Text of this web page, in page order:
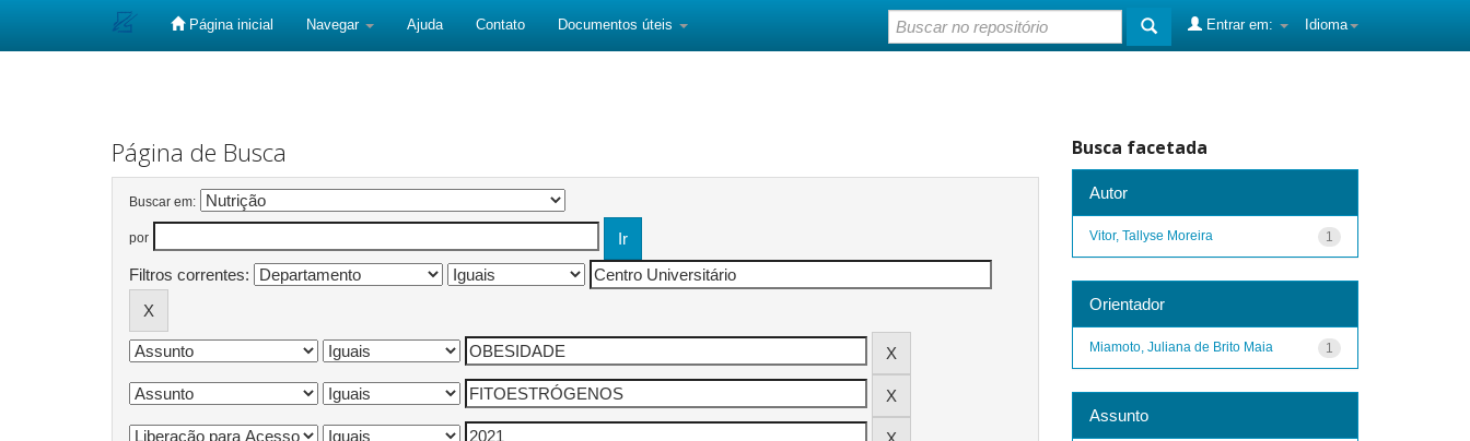
Página inicial Navegar Ajuda Contato Documentos úteis Idioma
Entrar em:
Página de Busca
Buscar em:
por
Filtros correntes:
Busca facetada
Autor
1
Vitor, Tallyse Moreira
Orientador
1
Miamoto, Juliana de Brito Maia
Assunto